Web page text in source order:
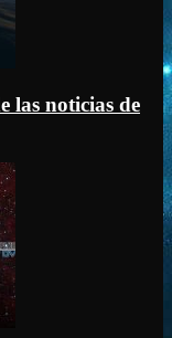
las noticias de